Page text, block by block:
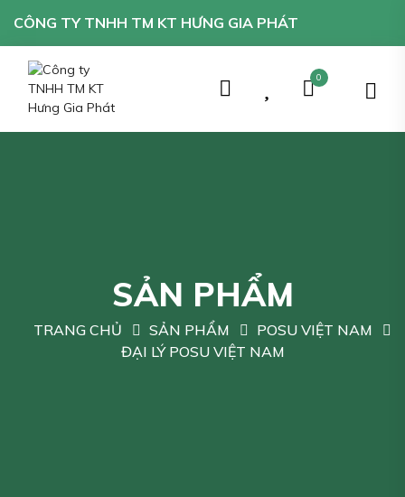
CÔNG TY TNHH TM KT HƯNG GIA PHÁT
0
SẢN PHẨM
TRANG CHỦ SẢN PHẨM
POSU VIỆT NAM
ĐẠI LÝ POSU VIỆT NAM